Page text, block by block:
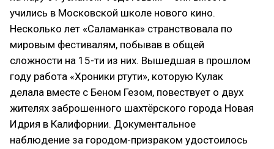
учились в Московской школе нового кино.
Несколько лет «Саламанка» странствовала по
мировым фестивалям, побывав в общей
сложности на 15-ти из них. Вышедшая в прошлом
году работа «Хроники ртути», которую Кулак
делала вместе с Беном Гезом, повествует о двух
жителях заброшенного шахтёрского города Новая
Идрия в Калифорнии. Документальное
наблюдение за городом-призраком удостоилось